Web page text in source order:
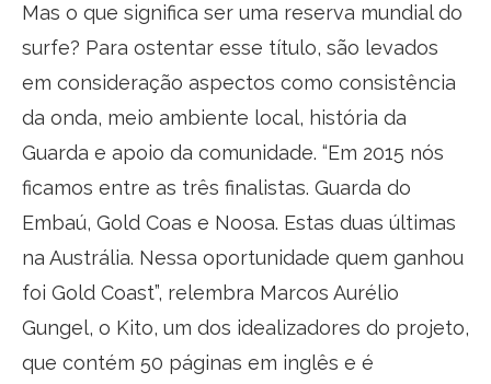
Mas o que significa ser uma reserva mundial do
surfe? Para ostentar esse título, são levados
em consideração aspectos como consistência
da onda, meio ambiente local, história da
Guarda e apoio da comunidade. “Em 2015 nós
ficamos entre as três finalistas. Guarda do
Embaú, Gold Coas e Noosa. Estas duas últimas
na Austrália. Nessa oportunidade quem ganhou
foi Gold Coast”, relembra Marcos Aurélio
Gungel, o Kito, um dos idealizadores do projeto,
que contém 50 páginas em inglês e é